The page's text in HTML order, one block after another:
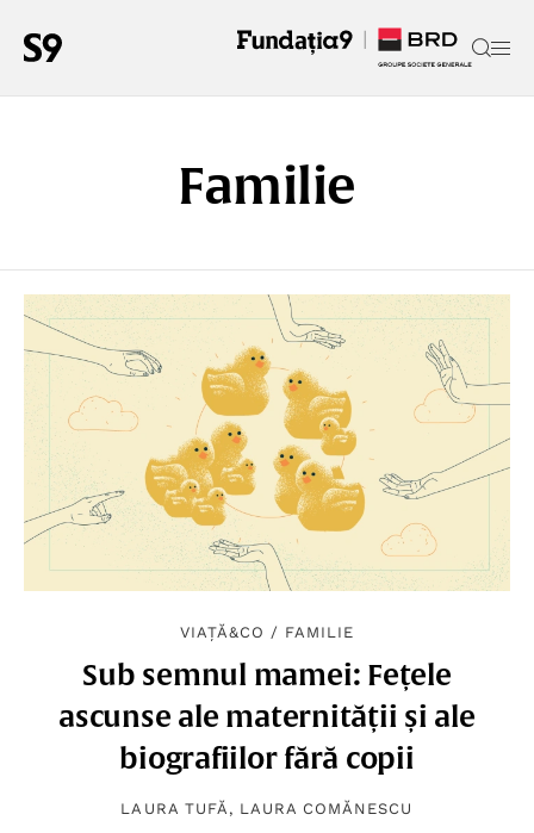
Familie
VIAȚĂ&CO / FAMILIE
Sub semnul mamei: Fețele
ascunse ale maternității și ale
biografiilor fără copii
LAURA TUFĂ , LAURA COMĂNESCU